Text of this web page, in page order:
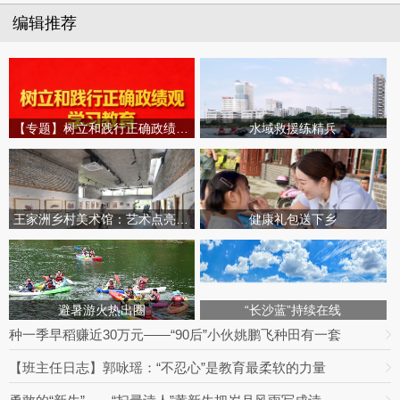
编辑推荐
水域救援练精兵
王家洲乡村美术馆：艺术点亮田园乡村 健康礼包送下乡
避暑游火热出圈 “长沙蓝”持续在线
种一季早稻赚近30万元——“90后”小伙姚鹏飞种田有一套
【班主任日志】郭咏瑶：“不忍心”是教育最柔软的力量